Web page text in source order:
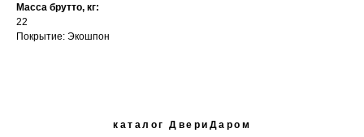
Масса брутто, кг:
22
Покрытие: Экошпон
каталог ДвериДаром